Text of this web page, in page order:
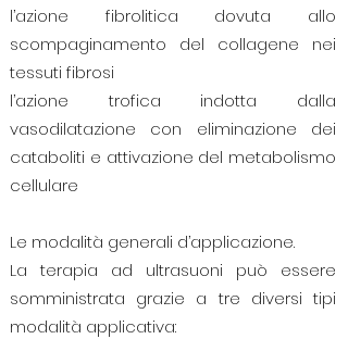
l’azione fibrolitica dovuta allo
scompaginamento del collagene nei
tessuti fibrosi
l’azione trofica indotta dalla
vasodilatazione con eliminazione dei
cataboliti e attivazione del metabolismo
cellulare
Le modalità generali d’applicazione.
La terapia ad ultrasuoni può essere
somministrata grazie a tre diversi tipi
modalità applicativa: